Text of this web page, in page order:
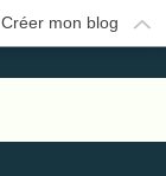
Créer mon blog